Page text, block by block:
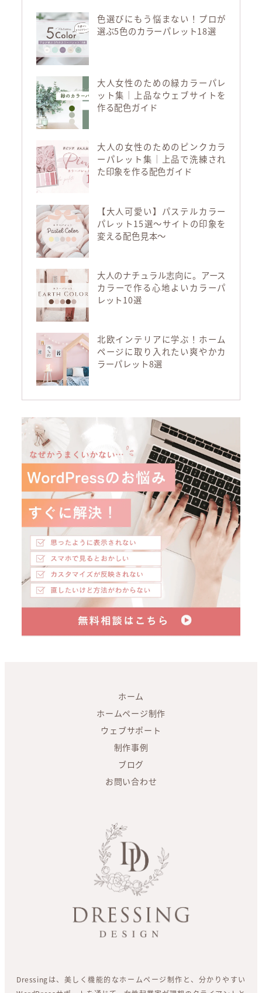
色選びにもう悩まない！プロが
選ぶ5色のカラーパレット18選
大人女性のための緑カラーパレ
ット集｜上品なウェブサイトを
作る配色ガイド
大人の女性のためのピンクカラ
ーパレット集｜上品で洗練され
た印象を作る配色ガイド
【大人可愛い】パステルカラー
パレット15選～サイトの印象を
変える配色見本～
大人のナチュラル志向に。アース
カラーで作る心地よいカラーパ
レット10選
北欧インテリアに学ぶ！ホーム
ページに取り入れたい爽やかカ
ラーパレット8選
Dressingは、美しく機能的なホームページ制作と、分かりやすい
ホーム
ホームページ制作
ウェブサポート
制作事例
ブログ
お問い合わせ